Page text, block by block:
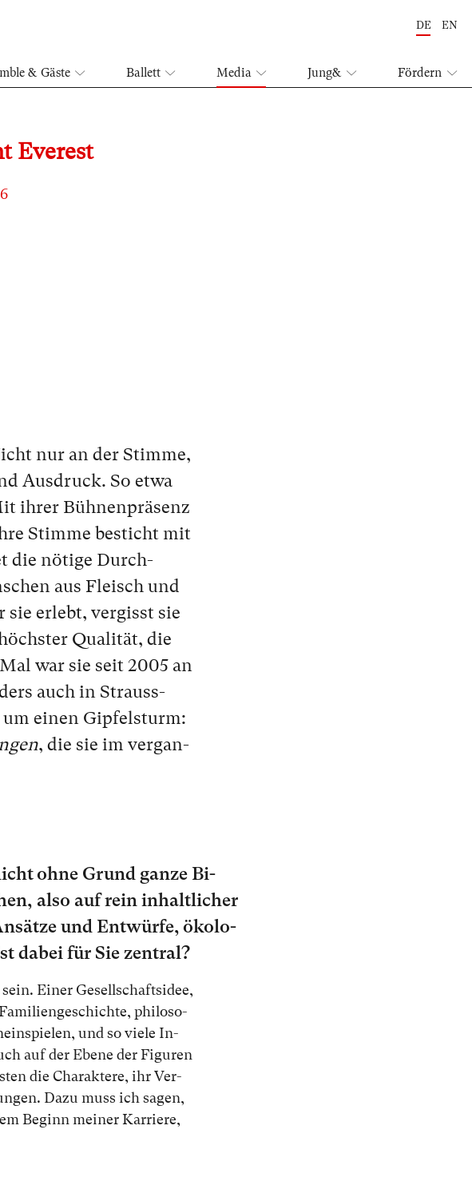
DE EN
& Gäste Ballett Media Jung& Fördern
Everest
nur an der Stim­me,
Aus­druck. So et­wa
ih­rer Büh­nen­prä­senz
Stim­me be­sticht mit
die nö­ti­ge Durch­
aus Fleisch und
sie er­lebt, ver­gisst sie
Qua­li­tät, die
war sie seit 2005 an
auch in Strauss-
ei­nen Gip­fel­sturm:
, die sie im ver­gan­
oh­ne Grund gan­ze Bi­
al­so auf rein in­halt­li­cher
und Ent­wür­fe, öko­lo­
da­bei für Sie zen­tral?
Ei­ner Ge­sell­schafts­idee,
phi­lo­so­
und so vie­le In­
auf der Ebe­ne der Fi­gu­ren
die Cha­rak­te­re, ihr Ver­
Da­zu muss ich sa­gen,
Be­ginn mei­ner Kar­rie­re,